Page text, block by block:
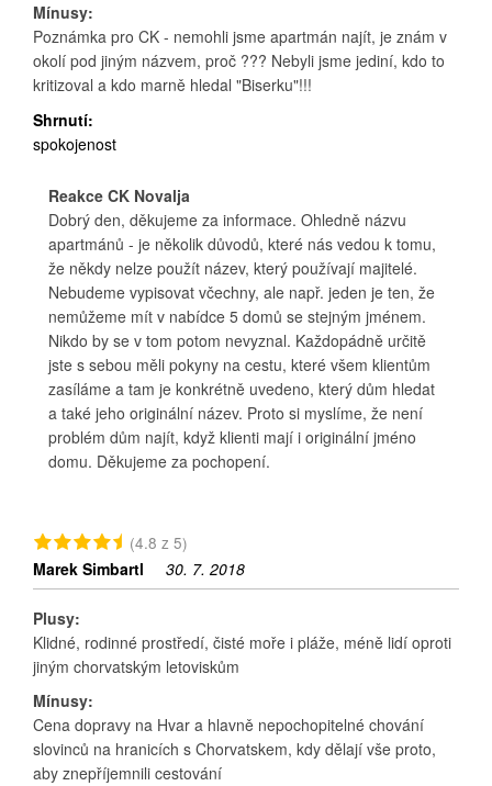
Mínusy:
Poznámka pro CK - nemohli jsme apartmán najít, je znám v
okolí pod jiným názvem, proč ??? Nebyli jsme jediní, kdo to
kritizoval a kdo marně hledal "Biserku"!!!
Shrnutí:
spokojenost
Reakce CK Novalja
Dobrý den, děkujeme za informace. Ohledně názvu
apartmánů - je několik důvodů, které nás vedou k tomu,
že někdy nelze použít název, který používají majitelé.
Nebudeme vypisovat včechny, ale např. jeden je ten, že
nemůžeme mít v nabídce 5 domů se stejným jménem.
Nikdo by se v tom potom nevyznal. Každopádně určitě
jste s sebou měli pokyny na cestu, které všem klientům
zasíláme a tam je konkrétně uvedeno, který dům hledat
a také jeho originální název. Proto si myslíme, že není
problém dům najít, když klienti mají i originální jméno
domu. Děkujeme za pochopení.
(4.8 z 5)
Marek Simbartl
30. 7. 2018
Plusy:
Klidné, rodinné prostředí, čisté moře i pláže, méně lidí oproti
jiným chorvatským letoviskům
Mínusy:
Cena dopravy na Hvar a hlavně nepochopitelné chování
slovinců na hranicích s Chorvatskem, kdy dělají vše proto,
aby znepříjemnili cestování